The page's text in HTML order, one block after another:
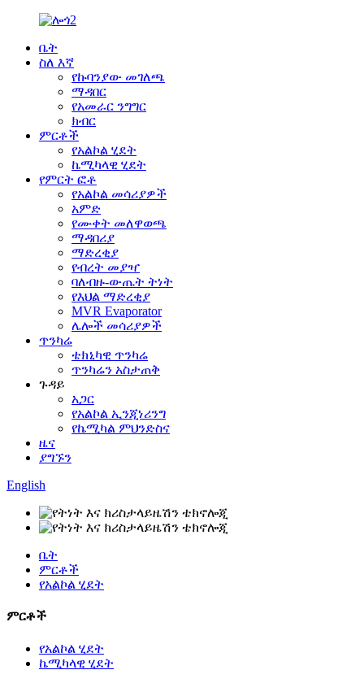
ቤት
ስለ እኛ
የኩባንያው መገለጫ
ማዳበር
የአመራር ንግግር
ክብር
ምርቶች
የአልኮል ሂደት
ኬሚካላዊ ሂደት
የምርት ፎቶ
የአልኮል መሳሪያዎች
አምድ
የሙቀት መለዋወጫ
ማዳበሪያ
ማድረቂያ
የብረት መያዣ
ባለብዙ-ውጤት ትነት
የእህል ማድረቂያ
MVR Evaporator
ሌሎች መሳሪያዎች
ጥንካሬ
ቴክኒካዊ ጥንካሬ
ጥንካሬን አስታጠቅ
ጉዳይ
አጋር
የአልኮል ኢንጂነሪንግ
የኬሚካል ምህንድስና
ዜና
ያግኙን
English
ቤት
ምርቶች
የአልኮል ሂደት
ምርቶች
የአልኮል ሂደት
ኬሚካላዊ ሂደት